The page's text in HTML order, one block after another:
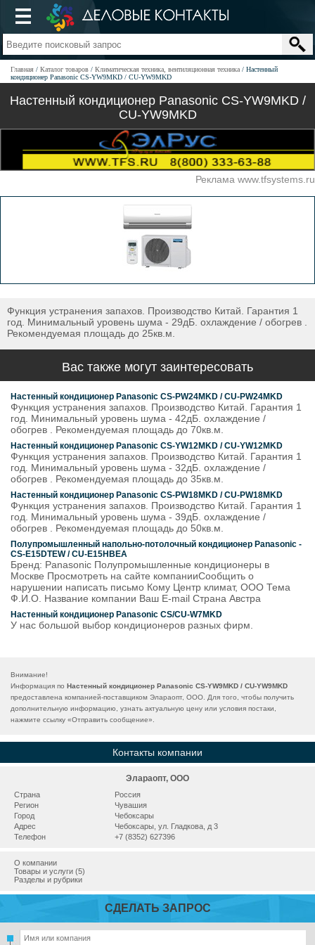
Главная Каталог товаров Климатическая техника, вентиляционная техника
Настенный
кондиционер Panasonic CS-YW9MKD / CU-YW9MKD
Настенный кондиционер Panasonic CS-YW9MKD /
CU-YW9MKD
Реклама www.tfsystems.ru
Функция устранения запахов. Производство Китай. Гарантия 1
год. Минимальный уровень шума - 29дБ. охлаждение / обогрев .
Рекомендуемая площадь до 25кв.м.
Вас также могут заинтересовать
Настенный кондиционер Panasonic CS-PW24MKD / CU-PW24MKD
Функция устранения запахов. Производство Китай. Гарантия 1
год. Минимальный уровень шума - 42дБ. охлаждение /
обогрев . Рекомендуемая площадь до 70кв.м.
Настенный кондиционер Panasonic CS-YW12MKD / CU-YW12MKD
Функция устранения запахов. Производство Китай. Гарантия 1
год. Минимальный уровень шума - 32дБ. охлаждение /
обогрев . Рекомендуемая площадь до 35кв.м.
Настенный кондиционер Panasonic CS-PW18MKD / CU-PW18MKD
Функция устранения запахов. Производство Китай. Гарантия 1
год. Минимальный уровень шума - 39дБ. охлаждение /
обогрев . Рекомендуемая площадь до 50кв.м.
Полупромышленный напольно-потолочный кондиционер Panasonic -
CS-E15DTEW / CU-E15HBEA
Бренд: Panasonic Полупромышленные кондиционеры в
Москве Просмотреть на сайте компанииСообщить о
нарушении написать письмо Кому Центр климат, ООО Тема
Ф.И.О. Название компании Ваш E-mail Страна Австра
Настенный кондиционер Panasonic CS/CU-W7MKD
У нас большой выбор кондиционеров разных фирм.
Внимание!
Информация по Настенный кондиционер Panasonic CS-YW9MKD / CU-YW9MKD
предоставлена компанией-поставщиком Элараопт, ООО. Для того, чтобы получить
дополнительную информацию, узнать актуальную цену или условия постаки,
нажмите ссылку «Отправить сообщение».
Контакты компании
Элараопт, ООО
Страна
Россия
Регион
Чувашия
Город
Чебоксары
Адрес
Чебоксары, ул. Гладкова, д 3
Телефон
+7 (8352) 627396
О компании
Товары и услуги (5)
Разделы и рубрики
СДЕЛАТЬ ЗАПРОС